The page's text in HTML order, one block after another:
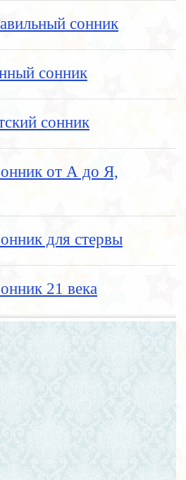
сонник
сонник
сонник
от А до Я,
для стервы
21 века